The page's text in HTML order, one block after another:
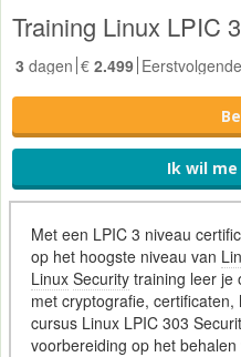
SKILLS ALCHEMIST
Training Linux LPIC
3 dagen € 2.499
Ik wil
Met een LPIC 3 niveau
op het hoogste niveau van
Linux Securitytraining leer je
met cryptografie,
cursus Linux LPIC 303
voorbereiding op het